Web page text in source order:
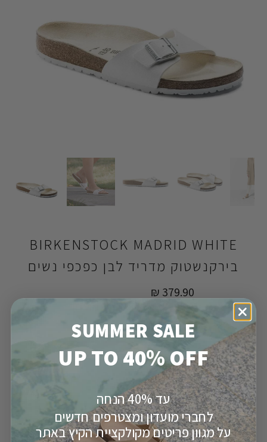
BIRKENSTOCK MADRID WHITE
בירקנשטוק מדריד לבן כפכפי נשים
379.90 ₪
360.90 ₪ מחיר לחברי מועדון
5%הנחה | חיסכון של ₪19 לחברי מועדון
סרגל מידות
35
36
37
38
מק"ט: 180000636
SUMMER SALE
UP TO 40% OFF
עד 40% הנחה
לחברי מועדון ומצטרפים חדשים
על מגוון פריטים מקולקציית הקיץ באתר